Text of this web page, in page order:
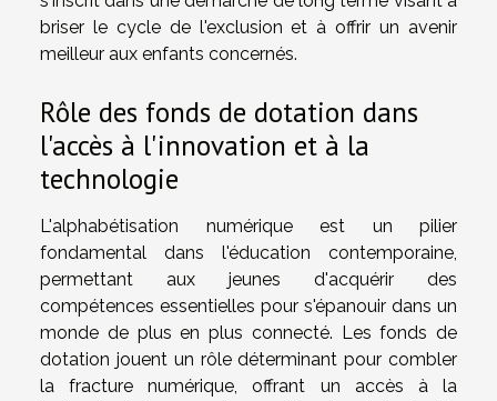
briser le cycle de l'exclusion et à offrir un avenir
meilleur aux enfants concernés.
Rôle des fonds de dotation dans
l'accès à l'innovation et à la
technologie
L'alphabétisation numérique est un pilier
fondamental dans l'éducation contemporaine,
permettant aux jeunes d'acquérir des
compétences essentielles pour s'épanouir dans un
monde de plus en plus connecté. Les fonds de
dotation jouent un rôle déterminant pour combler
la fracture numérique, offrant un accès à la